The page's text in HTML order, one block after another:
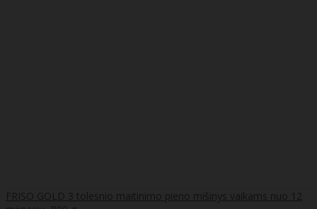
FRISO GOLD 3 tolesnio maitinimo pieno mišinys vaikams nuo 12